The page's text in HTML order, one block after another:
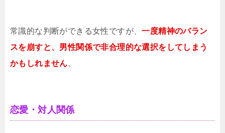
常識的な判断ができる女性ですが、一度精神のバラン
スを崩すと、男性関係で非合理的な選択をしてしまう
かもしれません。
恋愛・対人関係